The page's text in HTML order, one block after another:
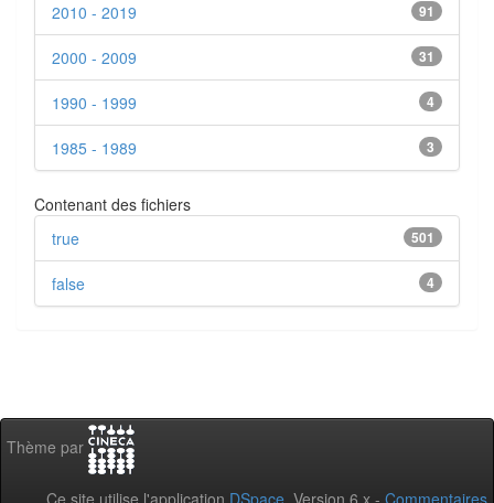
91
2010 - 2019
31
2000 - 2009
4
1990 - 1999
3
1985 - 1989
Contenant des fichiers
501
true
4
false
Thème par